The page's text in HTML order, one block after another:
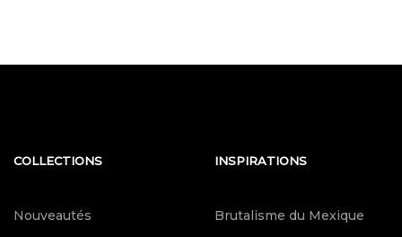
COLLECTIONS
Nouveautés
INSPIRATIONS
Brutalisme du Mexique